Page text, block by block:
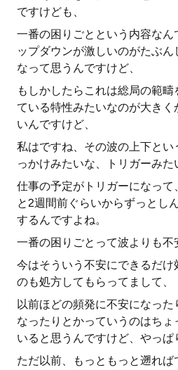
ですけども、
一番の困りごとという内容な
ップダウンが激しいのがたぶ
なって思うんですけど、
もしかしたらこれは総局の範
ている特性みたいなのが大き
いんですけど、
私はですね、その波の上下とい
っかけみたいな、トリガーみた
仕事の予定がトリガーになっ
と2週間前ぐらいからずっとし
するんですよね。
一番の困りごとって波よりも不
今はそういう不安にできるだ
のも処方してもらってまして、
以前ほどの頻発に不安になった
なったりとかっていうのはち
いると思うんですけど、やっぱ
ただ以前、もっともっと遡れ